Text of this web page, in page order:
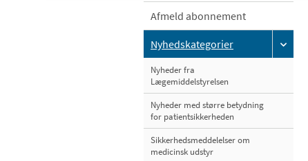
Afmeld abonnement
Nyhedskategorier
Nyheder fra
Lægemiddelstyrelsen
Nyheder med større betydning
for patientsikkerheden
Sikkerhedsmeddelelser om
medicinsk udstyr